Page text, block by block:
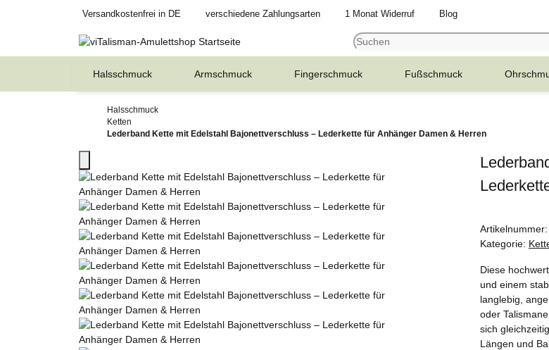
Versandkostenfrei in DE verschiedene Zahlungsarten 1 Monat Widerruf Blog
Halsschmuck Armschmuck Fingerschmuck Fußschmuck
Halsschmuck
Ketten
Lederband Kette mit Edelstahl Bajonettverschluss – Lederkette für Anhänger Damen & Herren
Artikelnummer:
Kategorie:
Diese
und einem
langlebig,
oder
sich
Längen und